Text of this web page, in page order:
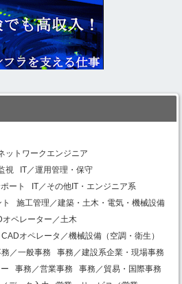
ットワークエンジニア
視
IT／運用管理・保守
ート
IT／その他IT・エンジニア系
施工管理／建築・土木・電気・機械設備
オペレーター／土木
CADオペレータ／機械設備（空調・衛生）
／一般事務
事務／建設系企業・現場事務
事務／営業事務
事務／貿易・国際事務